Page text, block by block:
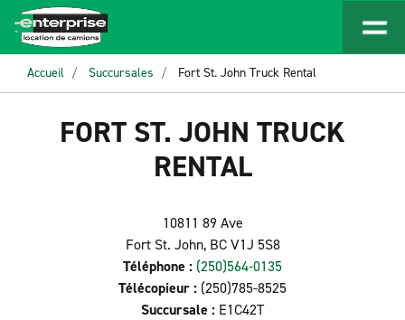
Accueil Succursales Fort St. John Truck Rental
FORT ST. JOHN TRUCK
RENTAL
10811 89 Ave
Fort St. John, BC V1J 5S8
Téléphone : (250)564-0135
Télécopieur : (250)785-8525
Succursale : E1C42T